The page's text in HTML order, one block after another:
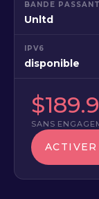
BANDE
Unltd
IPV6
disponible
SANS